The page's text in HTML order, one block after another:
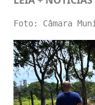
Foto: Câmara